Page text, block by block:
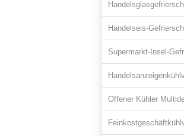
Handelseis-
Supermarkt-Insel-
Offener Kühler